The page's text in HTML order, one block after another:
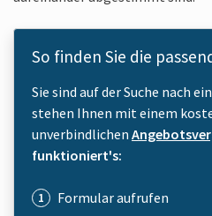
So finden Sie die
Sie sind auf der Suche nach
stehen Ihnen mit einem
unverbindlichen
funktioniert's:
Formular aufrufen